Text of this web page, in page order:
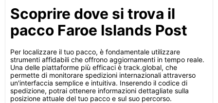
Scoprire dove si trova il
pacco Faroe Islands Post
Per localizzare il tuo pacco, è fondamentale utilizzare
strumenti affidabili che offrono aggiornamenti in tempo reale.
Una delle piattaforme più efficaci è track.global, che
permette di monitorare spedizioni internazionali attraverso
un'interfaccia semplice e intuitiva. Inserendo il codice di
spedizione, potrai ottenere informazioni dettagliate sulla
posizione attuale del tuo pacco e sul suo percorso.